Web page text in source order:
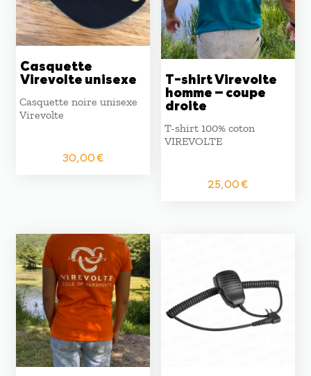
Casquette
Virevolte unisexe
Casquette noire unisexe
Virevolte
30,00€
T-shirt Virevolte
homme – coupe
droite
T-shirt 100% coton
VIREVOLTE
25,00€